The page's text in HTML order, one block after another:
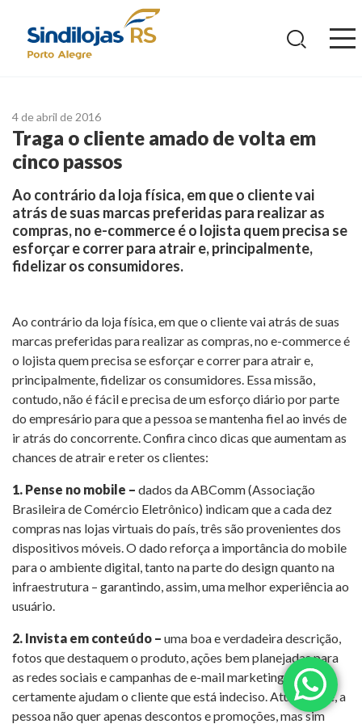
4 de abril de 2016
Traga o cliente amado de volta em
cinco passos
Ao contrário da loja física, em que o cliente vai
atrás de suas marcas preferidas para realizar as
compras, no e-commerce é o lojista quem precisa se
esforçar e correr para atrair e, principalmente,
fidelizar os consumidores.
Ao contrário da loja física, em que o cliente vai atrás de suas
marcas preferidas para realizar as compras, no e-commerce é
o lojista quem precisa se esforçar e correr para atrair e,
principalmente, fidelizar os consumidores. Essa missão,
contudo, não é fácil e precisa de um esforço diário por parte
do empresário para que a pessoa se mantenha fiel ao invés de
ir atrás do concorrente. Confira cinco dicas que aumentam as
chances de atrair e reter os clientes:
1. Pense no mobile – dados da ABComm (Associação
Brasileira de Comércio Eletrônico) indicam que a cada dez
compras nas lojas virtuais do país, três são provenientes dos
dispositivos móveis. O dado reforça a importância do mobile
para o ambiente digital, tanto na parte do design quanto na
infraestrutura – garantindo, assim, uma melhor experiência ao
usuário.
2. Invista em conteúdo – uma boa e verdadeira descrição,
fotos que destaquem o produto, ações bem planejadas para
as redes sociais e campanhas de e-mail marketing certeiras
certamente ajudam o cliente que está indeciso. Atualmente, a
pessoa não quer apenas descontos e promoções, mas sim